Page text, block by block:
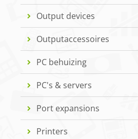
Output devices
Outputaccessoires
PC behuizing
PC's & servers
Port expansions
Printers